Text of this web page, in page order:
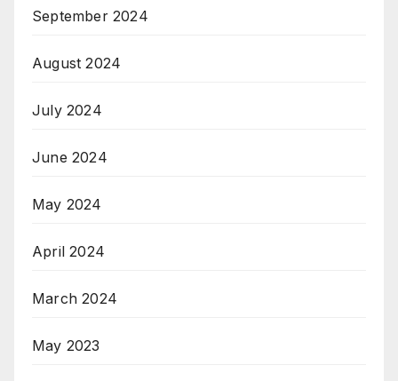
September 2024
August 2024
July 2024
June 2024
May 2024
April 2024
March 2024
May 2023